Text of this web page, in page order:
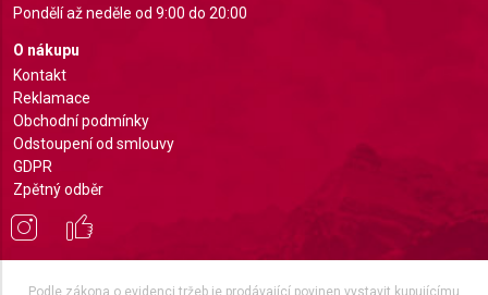
Pondělí až neděle od 9:00 do 20:00
O nákupu
Kontakt
Reklamace
Obchodní podmínky
Odstoupení od smlouvy
GDPR
Zpětný odběr
Podle zákona o evidenci tržeb je prodávající povinen vystavit kupujícímu
Use precise geolocation data
Identify devices based on information actively
requested
Non-IAB processing purposes:
Necessary
Performance
Functional
Advertising